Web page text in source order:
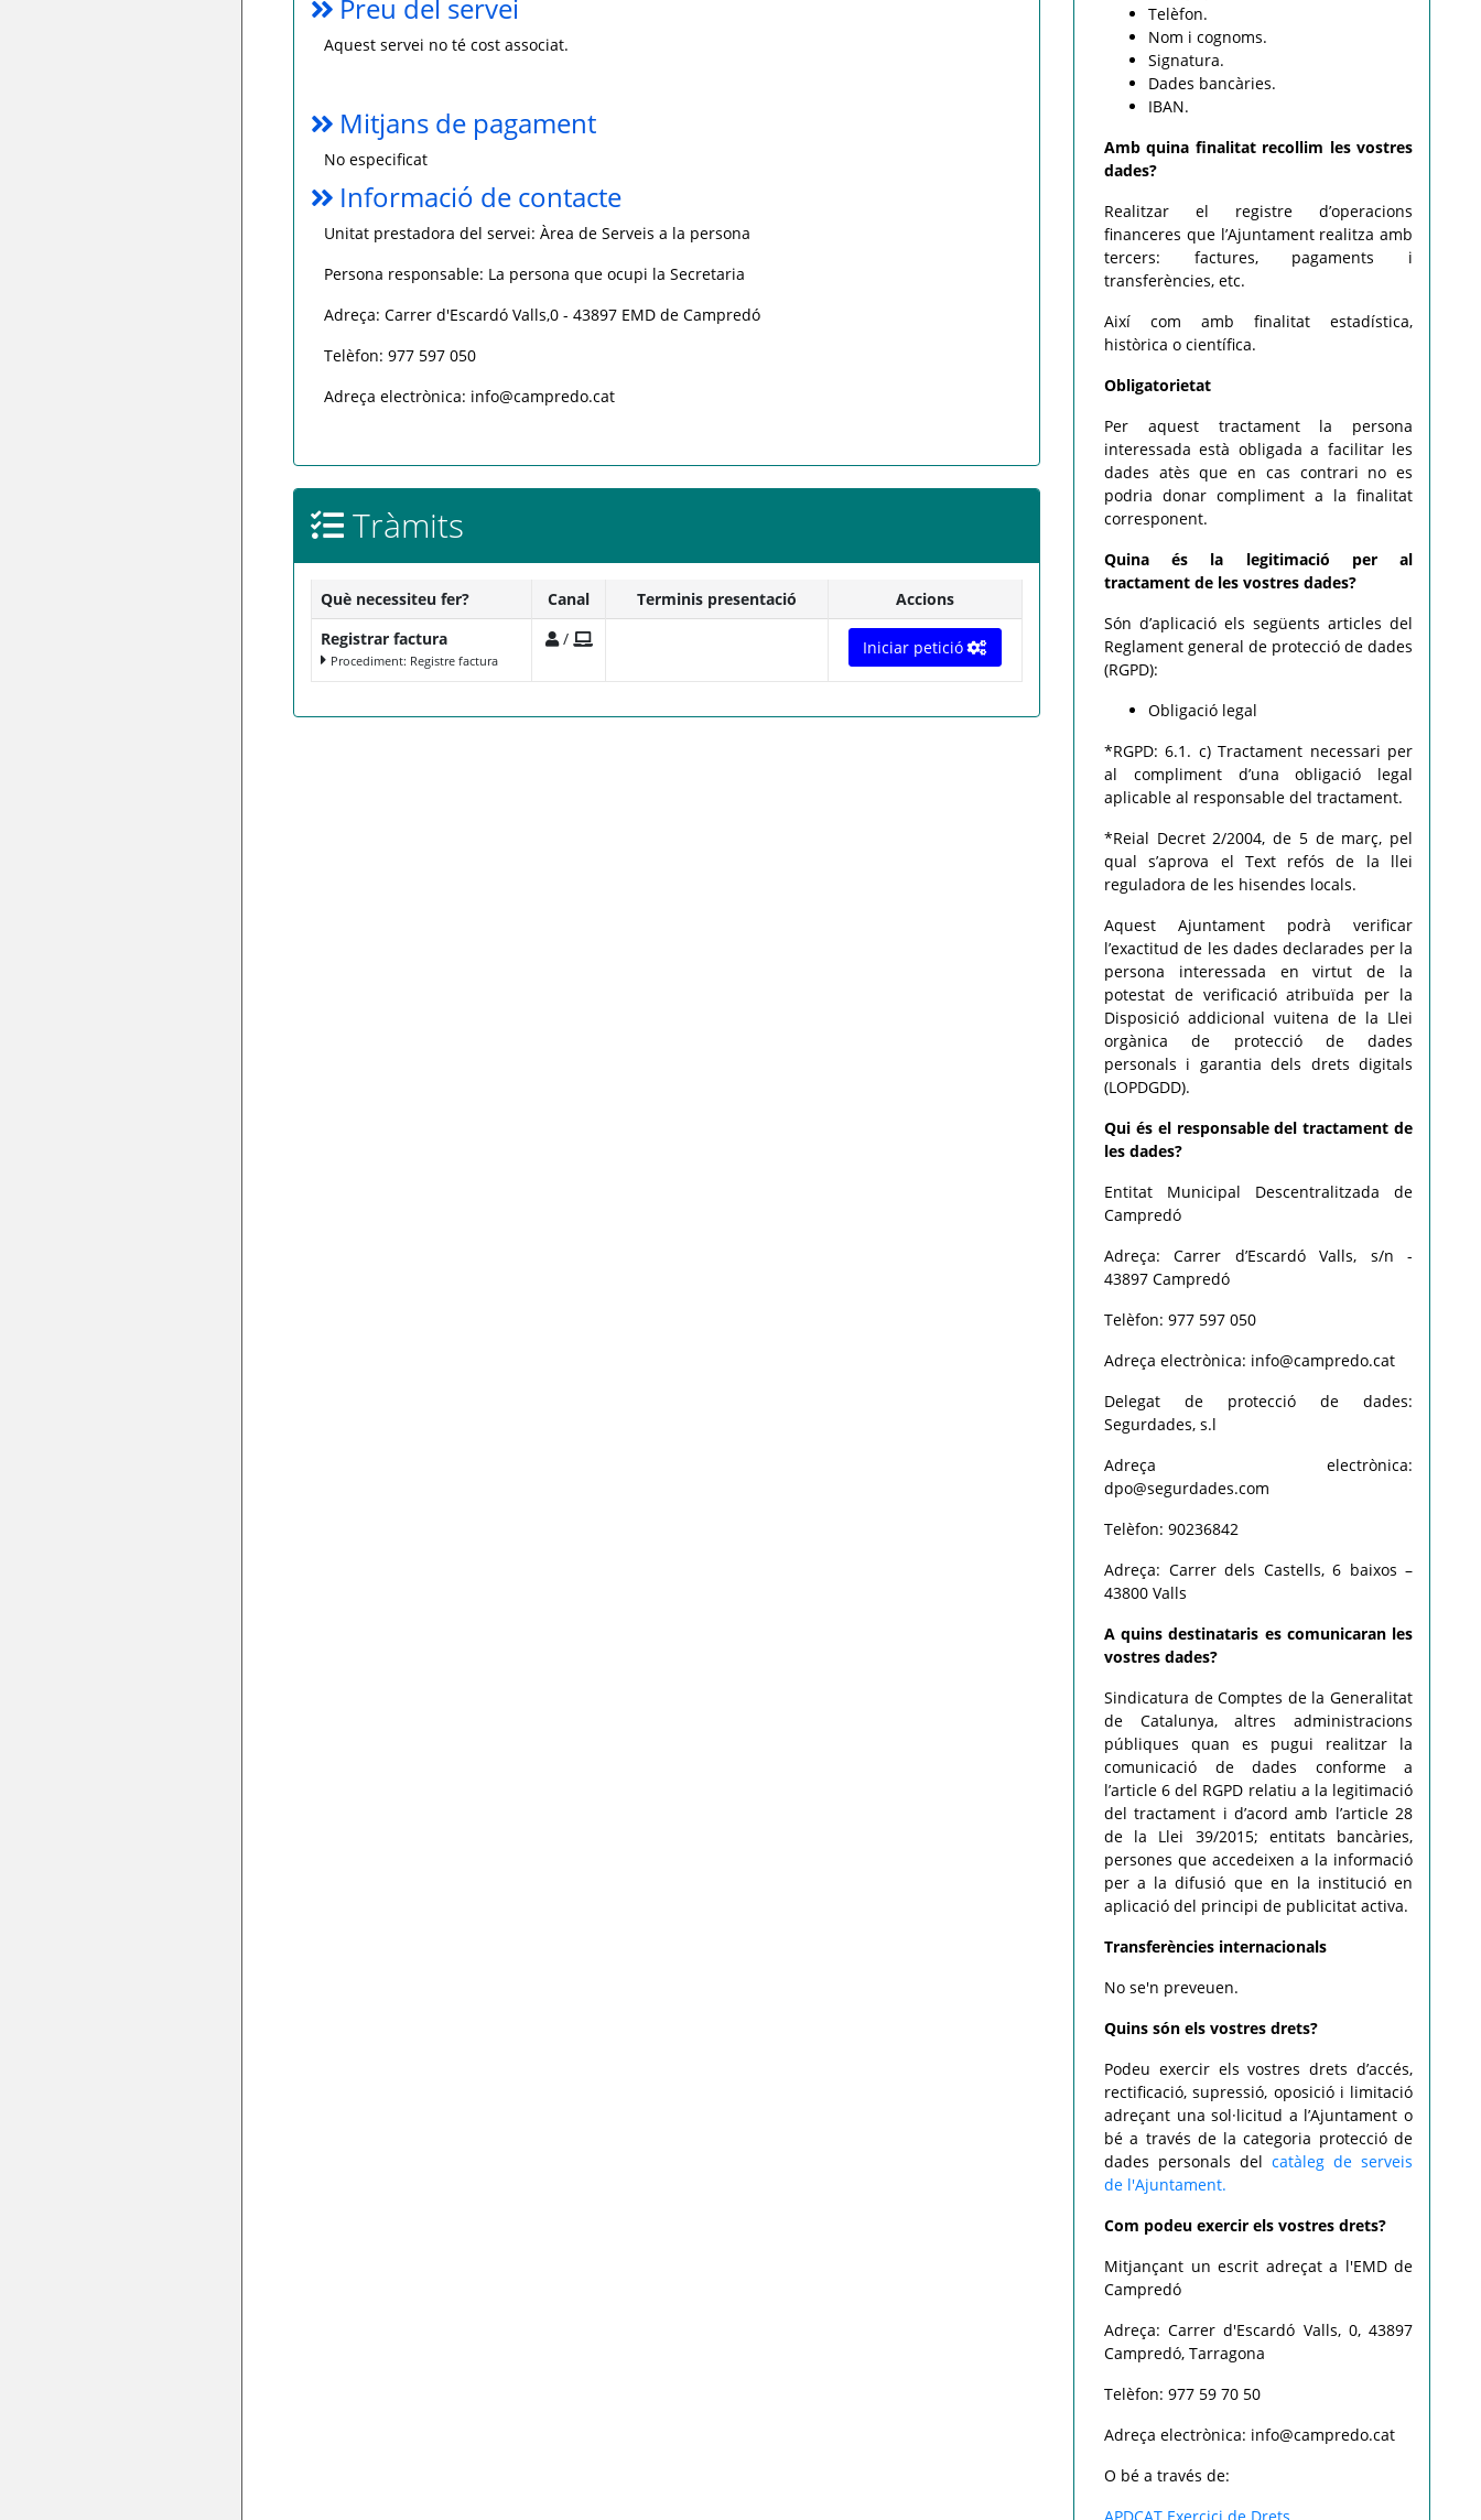
Preu del servei
Aquest servei no té cost associat.
Mitjans de pagament
No especificat
Informació de contacte
Unitat prestadora del servei: Àrea de Serveis a la persona
Persona responsable: La persona que ocupi la Secretaria
Adreça: Carrer d'Escardó Valls,0 - 43897 EMD de Campredó
Telèfon: 977 597 050
Adreça electrònica: info@campredo.cat
Tràmits
Què necessiteu fer? Canal Terminis presentació
Accions
Registrar factura
Procediment: Registre factura
/ Iniciar petició
Telèfon.
Nom i cognoms.
Signatura.
Dades bancàries.
IBAN.
Amb quina finalitat recollim les vostres
dades?
Realitzar el registre d’operacions
financeres que l’Ajuntament realitza amb
tercers: factures, pagaments i
transferències, etc.
Així com amb finalitat estadística,
històrica o científica.
Obligatorietat
Per aquest tractament la persona
interessada està obligada a facilitar les
dades atès que en cas contrari no es
podria donar compliment a la finalitat
corresponent.
Quina és la legitimació per al
tractament de les vostres dades?
Són d’aplicació els següents articles del
Reglament general de protecció de dades
(RGPD):
Obligació legal
*RGPD: 6.1. c) Tractament necessari per
al compliment d’una obligació legal
aplicable al responsable del tractament.
*Reial Decret 2/2004, de 5 de març, pel
qual s’aprova el Text refós de la llei
reguladora de les hisendes locals.
Aquest Ajuntament podrà verificar
l’exactitud de les dades declarades per la
persona interessada en virtut de la
potestat de verificació atribuïda per la
Disposició addicional vuitena de la Llei
orgànica de protecció de dades
personals i garantia dels drets digitals
(LOPDGDD).
Qui és el responsable del tractament de
les dades?
Entitat Municipal Descentralitzada de
Campredó
Adreça: Carrer d’Escardó Valls, s/n -
43897 Campredó
Telèfon: 977 597 050
Adreça electrònica: info@campredo.cat
Delegat de protecció de dades:
Segurdades, s.l
Adreça electrònica:
dpo@segurdades.com
Telèfon: 90236842
Adreça: Carrer dels Castells, 6 baixos –
43800 Valls
A quins destinataris es comunicaran les
vostres dades?
Sindicatura de Comptes de la Generalitat
de Catalunya, altres administracions
públiques quan es pugui realitzar la
comunicació de dades conforme a
l’article 6 del RGPD relatiu a la legitimació
del tractament i d’acord amb l’article 28
de la Llei 39/2015; entitats bancàries,
persones que accedeixen a la informació
per a la difusió que en la institució en
aplicació del principi de publicitat activa.
Transferències internacionals
No se'n preveuen.
Quins són els vostres drets?
Podeu exercir els vostres drets d’accés,
rectificació, supressió, oposició i limitació
adreçant una sol·licitud a l’Ajuntament o
bé a través de la categoria protecció de
dades personals del catàleg de serveis
de l'Ajuntament.
Com podeu exercir els vostres drets?
Mitjançant un escrit adreçat a l'EMD de
Campredó
Adreça: Carrer d'Escardó Valls, 0, 43897
Campredó, Tarragona
Telèfon: 977 59 70 50
Adreça electrònica: info@campredo.cat
O bé a través de: